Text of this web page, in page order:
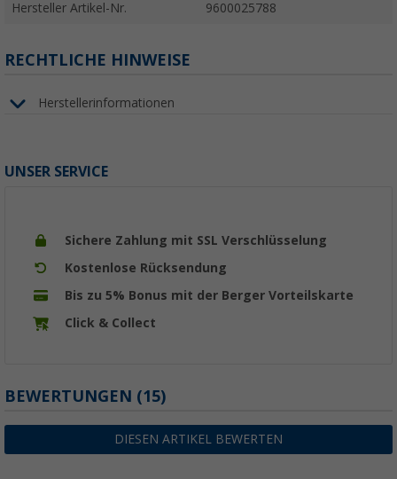
Hersteller Artikel-Nr. 9600025788
RECHTLICHE HINWEISE
Herstellerinformationen
UNSER SERVICE
Sichere Zahlung mit SSL Verschlüsselung
Kostenlose Rücksendung
Bis zu 5% Bonus mit der Berger Vorteilskarte
Click & Collect
BEWERTUNGEN (15)
DIESEN ARTIKEL BEWERTEN